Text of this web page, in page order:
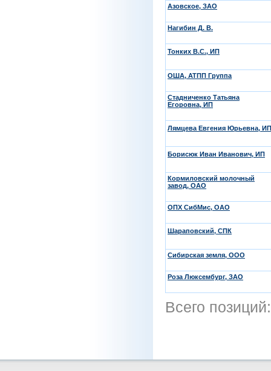
Азовское, ЗАО
Нагибин Д. В.
Тонких В.С., ИП
ОША, АТПП Группа
Стадниченко Татьяна
Егоровна, ИП
Лямцева Евгения Юрьевна, ИП
Борисюк Иван Иванович, ИП
Кормиловский молочный
завод, ОАО
ОПХ СибМис, ОАО
Шараповский, СПК
Сибирская земля, ООО
Роза Люксембург, ЗАО
Всего